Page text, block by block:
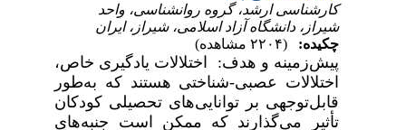
کارشناسی ارشد، گروه روانشناسی، واحد
شیراز، دانشگاه آزاد اسلامی، شیراز، ایران
چکیده:
پیش‌زمینه و هدف: اختلالات یادگیری خاص،
اختلالات عصبی-شناختی هستند که به‌طور
قابل‌توجهی بر توانایی‌های تحصیلی کودکان
تأثیر می‌گذارند که ممکن است جنبه‌های